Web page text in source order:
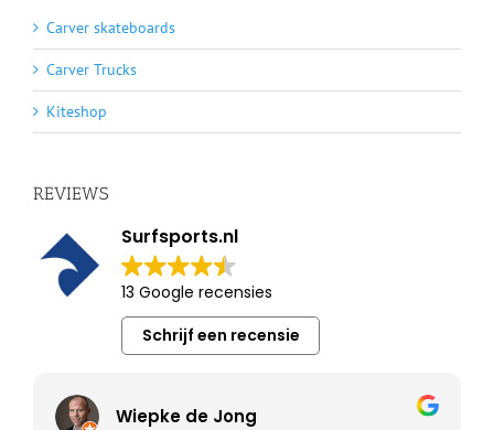
Carver skateboards
Carver Trucks
Kiteshop
REVIEWS
Surfsports.nl
13 Google recensies
Schrijf een recensie
Wiepke de Jong